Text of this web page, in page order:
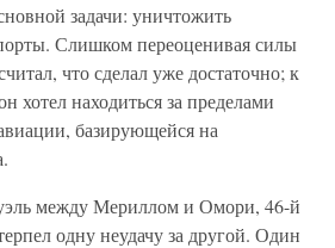
задачи: уничтожить
Слишком переоценивая силы
что сделал уже достаточно; к
хотел находиться за пределами
базирующейся на
между Мериллом и Омори, 46-й
одну неудачу за другой. Один